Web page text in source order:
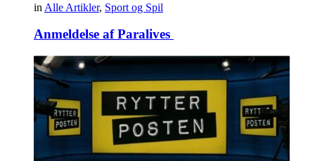
in Alle Artikler, Sport og Spil
Anmeldelse af Paralives